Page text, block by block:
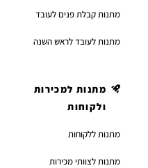
מתנות קבלת פנים לעובד
מתנות לעובד לראש השנה
מתנות למכירות
ולקוחות
מתנות ללקוחות
מתנות לצוותי מכירות